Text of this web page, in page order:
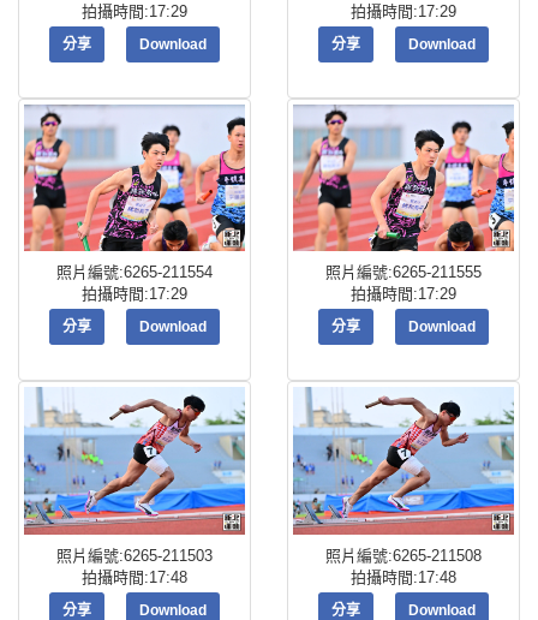
拍攝時間:17:29
分享 Download
拍攝時間:17:29
分享 Download
照片編號:6265-211554
拍攝時間:17:29
分享 Download
照片編號:6265-211555
拍攝時間:17:29
分享 Download
照片編號:6265-211503
拍攝時間:17:48
分享 Download
照片編號:6265-211508
拍攝時間:17:48
分享 Download